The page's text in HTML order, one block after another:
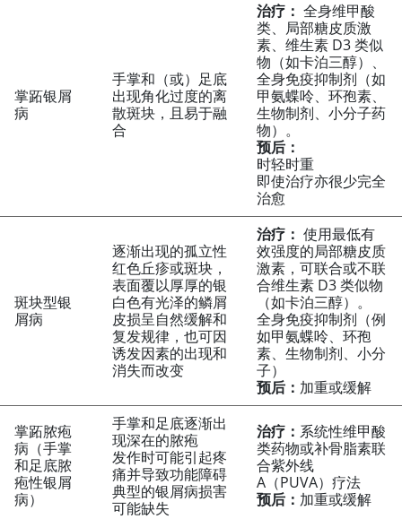
掌跖银屑
病
手掌和（或）足底
出现角化过度的离
散斑块，且易于融
合
治疗： 全身维甲酸
类、局部糖皮质激
素、维生素 D3 类似
物（如卡泊三醇）、
全身免疫抑制剂（如
甲氨蝶呤、环孢素、
生物制剂、小分子药
物）。
预后：
时轻时重
即使治疗亦很少完全
治愈
斑块型银
屑病
逐渐出现的孤立性
红色丘疹或斑块，
表面覆以厚厚的银
白色有光泽的鳞屑
皮损呈自然缓解和
复发规律，也可因
诱发因素的出现和
消失而改变
治疗： 使用最低有
效强度的局部糖皮质
激素，可联合或不联
合维生素 D3 类似物
（如卡泊三醇）。
全身免疫抑制剂（例
如甲氨蝶呤、环孢
素、生物制剂、小分
子）
预后： 加重或缓解
掌跖脓疱
病（手掌
和足底脓
疱性银屑
病）
手掌和足底逐渐出
现深在的脓疱
发作时可能引起疼
痛并导致功能障碍
典型的银屑病损害
可能缺失
治疗： 系统性维甲酸
类药物或补骨脂素联
合紫外线
A（PUVA）疗法
预后： 加重或缓解